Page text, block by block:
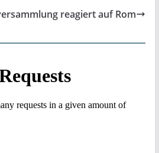
reagiert auf Rom